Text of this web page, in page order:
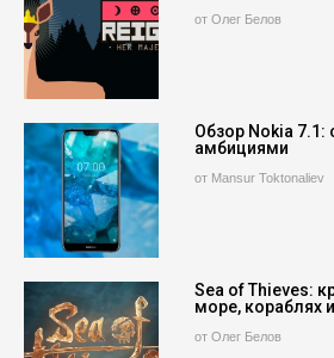
от Олег Белов
Обзор Nokia 7.1:
амбициями
от Mansur Toktonaliev
Sea of Thieves:
море, кораблях
от Олег Белов